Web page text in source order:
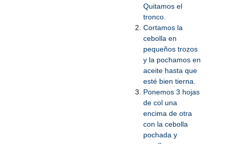
Quitamos el
tronco.
Cortamos la
cebolla en
pequeños trozos
y la pochamos en
aceite hasta que
esté bien tierna.
Ponemos 3 hojas
de col una
encima de otra
con la cebolla
pochada y